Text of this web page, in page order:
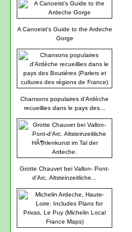
A Canoeist's Guide to the Ardeche
Gorge
Chansons populaires d'Ardèche
recueillies dans le pays des...
Grotte Chauvet bei Vallon- Pont-
d'Arc. Altsteinzeitliche...